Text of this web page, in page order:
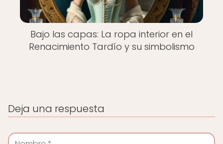
Bajo las capas: La ropa interior en el
Renacimiento Tardío y su simbolismo
Deja una respuesta